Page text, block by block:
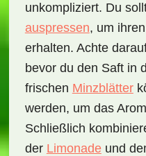
unkompliziert. Du
auspressen, um
erhalten. Achte
bevor du den Saft in
frischen Minzblätter
werden, um das
Schließlich
der Limonadeund